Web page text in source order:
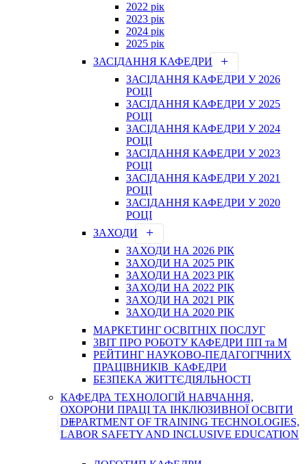
2022 рік
2023 рік
2024 рік
2025 рік
ЗАСІДАННЯ КАФЕДРИ
ЗАСІДАННЯ КАФЕДРИ У 2026
РОЦІ
ЗАСІДАННЯ КАФЕДРИ У 2025
РОЦІ
ЗАСІДАННЯ КАФЕДРИ У 2024
РОЦІ
ЗАСІДАННЯ КАФЕДРИ У 2023
РОЦІ
ЗАСІДАННЯ КАФЕДРИ У 2021
РОЦІ
ЗАСІДАННЯ КАФЕДРИ У 2020
РОЦІ
ЗАХОДИ
ЗАХОДИ НА 2026 РІК
ЗАХОДИ НА 2025 РІК
ЗАХОДИ НА 2023 РІК
ЗАХОДИ НА 2022 РІК
ЗАХОДИ НА 2021 РІК
ЗАХОДИ НА 2020 РІК
МАРКЕТИНГ ОСВІТНІХ ПОСЛУГ
3BIT ПРО РОБОТУ КАФЕДРИ ПП та М
РЕЙТИНГ НАУКОВО-ПЕДАГОГІЧНИХ
ПРАЦІВНИКІВ КАФЕДРИ
БЕЗПЕКА ЖИТТЄДІЯЛЬНОСТІ
КАФЕДРА ТЕХНОЛОГІЙ НАВЧАННЯ,
ОХОРОНИ ПРАЦІ ТА ІНКЛЮЗИВНОЇ ОСВІТИ
DEPARTMENT OF TRAINING TECHNOLOGIES,
LABOR SAFETY AND INCLUSIVE EDUCATION